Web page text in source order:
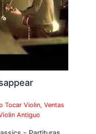
Tocar Violin,Ventas
Antiguo